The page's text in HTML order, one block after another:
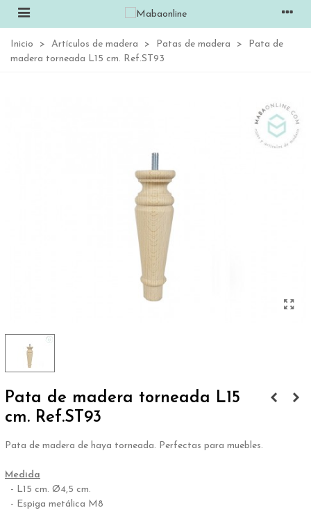
Inicio > Artículos de madera > Patas de madera >
Pata de
madera torneada L15 cm. Ref.ST93
Pata de madera torneada L15
cm. Ref.ST93
Pata de madera de haya torneada. Perfectas para muebles.
Medida
- L15 cm. Ø4,5 cm.
- Espiga metálica M8